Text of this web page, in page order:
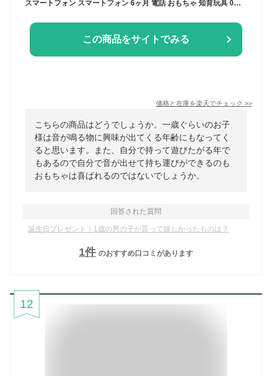
この商品をサイトでみる
価格と在庫を楽天でチェック >>
こちらの商品はどうでしょうか。一歳ぐらいのお子
様は音が鳴る物に興味が出てくる年齢にもなってく
ると思います。また、自分で持って遊びたがる年で
もあるので自分で音が出せて持ち運びができるのも
おもちゃは喜ばれるのではないでしょうか。
回答された質問
誕生日プレゼント｜1歳の男の子が貰って嬉しかったものは？
1件 のおすすめ口コミがあります
12